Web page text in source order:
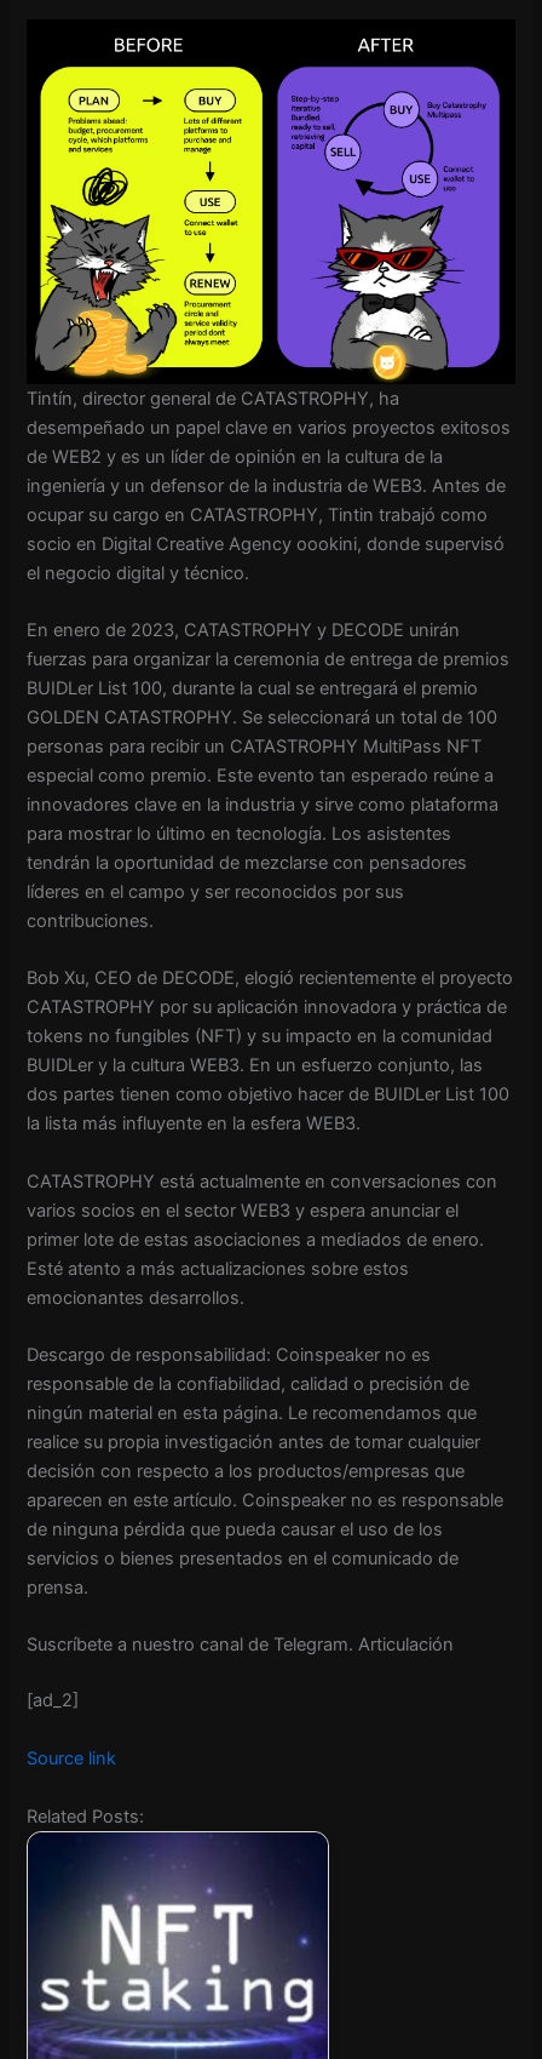
Tintín, director general de CATASTROPHY, ha
desempeñado un papel clave en varios proyectos exitosos
de WEB2 y es un líder de opinión en la cultura de la
ingeniería y un defensor de la industria de WEB3. Antes de
ocupar su cargo en CATASTROPHY, Tintin trabajó como
socio en Digital Creative Agency oookini, donde supervisó
el negocio digital y técnico.
En enero de 2023, CATASTROPHY y DECODE unirán
fuerzas para organizar la ceremonia de entrega de premios
BUIDLer List 100, durante la cual se entregará el premio
GOLDEN CATASTROPHY. Se seleccionará un total de 100
personas para recibir un CATASTROPHY MultiPass NFT
especial como premio. Este evento tan esperado reúne a
innovadores clave en la industria y sirve como plataforma
para mostrar lo último en tecnología. Los asistentes
tendrán la oportunidad de mezclarse con pensadores
líderes en el campo y ser reconocidos por sus
contribuciones.
Bob Xu, CEO de DECODE, elogió recientemente el proyecto
CATASTROPHY por su aplicación innovadora y práctica de
tokens no fungibles (NFT) y su impacto en la comunidad
BUIDLer y la cultura WEB3. En un esfuerzo conjunto, las
dos partes tienen como objetivo hacer de BUIDLer List 100
la lista más influyente en la esfera WEB3.
CATASTROPHY está actualmente en conversaciones con
varios socios en el sector WEB3 y espera anunciar el
primer lote de estas asociaciones a mediados de enero.
Esté atento a más actualizaciones sobre estos
emocionantes desarrollos.
Descargo de responsabilidad: Coinspeaker no es
responsable de la confiabilidad, calidad o precisión de
ningún material en esta página. Le recomendamos que
realice su propia investigación antes de tomar cualquier
decisión con respecto a los productos/empresas que
aparecen en este artículo. Coinspeaker no es responsable
de ninguna pérdida que pueda causar el uso de los
servicios o bienes presentados en el comunicado de
prensa.
Suscríbete a nuestro canal de Telegram. Articulación
[ad_2]
Source link
Related Posts: